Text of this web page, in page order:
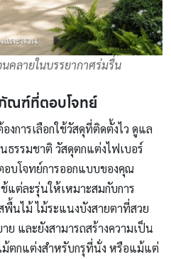
คลายในบรรยากาศร่มรื่น
ณฑ์ที่ตอบโจทย์
การเลือกใช้วัสดุที่ติดตั้งไว ดูแล
ธรรมชาติ วัสดุตกแต่งไฟเบอร์
อบโจทย์การออกแบบของคุณ
แต่ละรุ่นให้เหมาะสมกับการ
นไม้ ไม้ระแนงบังสายตาที่สวย
ย และยังสามารถสร้างความเป็น
ม้ตกแต่งสำหรับกรุที่นั่ง หรือแม้แต่